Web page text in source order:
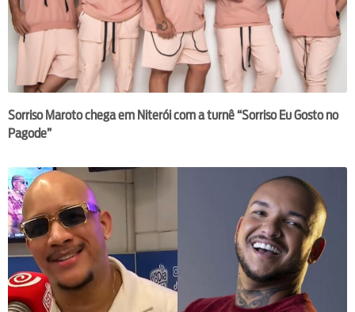
Sorriso Maroto chega em Niterói com a turnê “Sorriso Eu Gosto no
Pagode”